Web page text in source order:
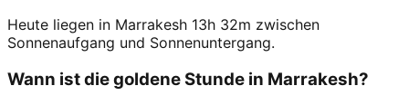
Heute liegen in Marrakesh 13h 32m zwischen
Sonnenaufgang und Sonnenuntergang.
Wann ist die goldene Stunde in Marrakesh?